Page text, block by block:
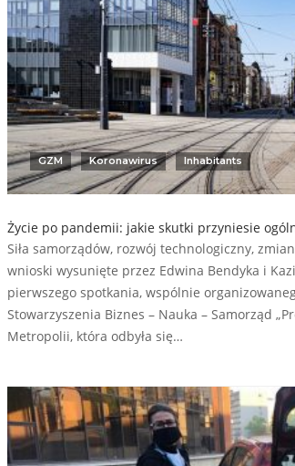
GZM Koronawirus Inhabitants
Życie po pandemii: jakie skutki przyniesie
Siła samorządów, rozwój technologiczny,
wnioski wysunięte przez Edwina Bendyka i
pierwszego spotkania, wspólnie
Stowarzyszenia Biznes – Nauka – Samorząd
Metropolii, która odbyła się…